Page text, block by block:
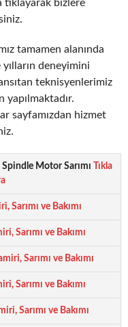
tıklayarak bizlere
tamamen alanında
yılların deneyimini
teknisyenlerimiz
yapılmaktadır.
sayfamızdan hizmet
Motor Sarımı
Tıkla
Sarımı ve Bakımı
Sarımı ve Bakımı
Sarımı ve Bakımı
Sarımı ve Bakımı
Sarımı ve Bakımı